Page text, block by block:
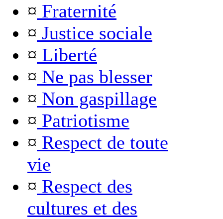
¤ Fraternité
¤ Justice sociale
¤ Liberté
¤ Ne pas blesser
¤ Non gaspillage
¤ Patriotisme
¤ Respect de toute
vie
¤ Respect des
cultures et des